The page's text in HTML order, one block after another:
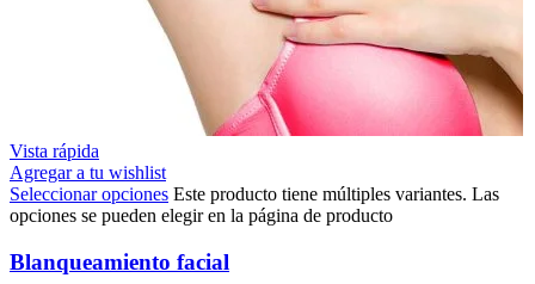
Vista rápida
Agregar a tu wishlist
Seleccionar opciones Este producto tiene múltiples variantes. Las
opciones se pueden elegir en la página de producto
Blanqueamiento facial